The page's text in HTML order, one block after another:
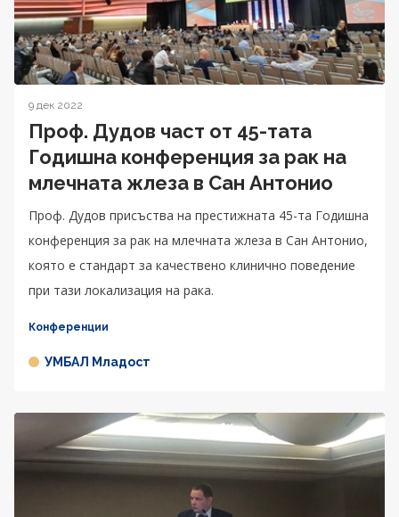
9 дек 2022
Проф. Дудов част от 45-тата
Годишна конференция за рак на
млечната жлеза в Сан Антонио
Проф. Дудов присъства на престижната 45-та Годишна
конференция за рак на млечната жлеза в Сан Антонио,
която е стандарт за качествено клинично поведение
при тази локализация на рака.
Конференции
УМБАЛ Младост